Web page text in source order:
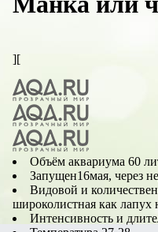
][
Объём аквариума 60
Запущен16мая, через
Видовой и
широколистная как лапух
Интенсивность и